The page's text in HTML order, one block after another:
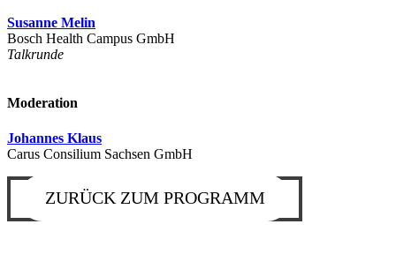
Susanne Melin
Bosch Health Campus GmbH
Talkrunde
Moderation
Johannes Klaus
Carus Consilium Sachsen GmbH
ZURÜCK ZUM PROGRAMM